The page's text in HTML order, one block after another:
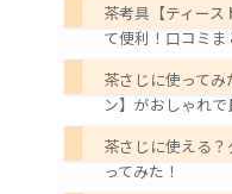
茶考具【ティース
て便利！口コミま
茶さじに使って
ン】がおしゃれで
茶さじに使える
ってみた！